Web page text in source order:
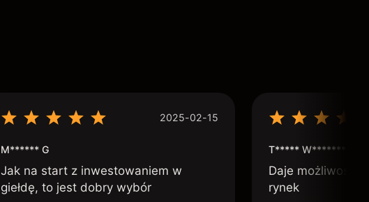
2025-02-15
M****** G
Jak na start z inwestowaniem w
giełdę, to jest dobry wybór
T*****
Daje możliwość
rynek